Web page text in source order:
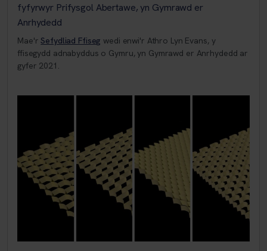
fyfyrwyr Prifysgol Abertawe, yn Gymrawd er
Anrhydedd
Mae'rSefydliad Ffiseg wedi enwi'r Athro Lyn Evans, y
ffisegydd adnabyddus o Gymru, yn Gymrawd er Anrhydedd ar
gyfer 2021.